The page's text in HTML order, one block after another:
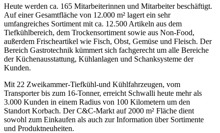
Heute werden ca. 165 Mitarbeiterinnen und Mitarbeiter beschäftigt.
Auf einer Gesamtfläche von 12.000 m² lagert ein sehr
umfangreiches Sortiment mit ca. 12.500 Artikeln aus dem
Tiefkühlbereich, dem Trockensortiment sowie aus Non-Food,
außerdem Frischeartikel wie Fisch, Obst, Gemüse und Fleisch. Der
Bereich Gastrotechnik kümmert sich fachgerecht um alle Bereiche
der Küchenausstattung, Kühlanlagen und Schanksysteme der
Kunden.
Mit 22 Zweikammer-Tiefkühl-und Kühlfahrzeugen, vom
Transporter bis zum 16-Tonner, erreicht Schwalli heute mehr als
3.000 Kunden in einem Radius von 100 Kilometern um den
Standort Korbach. Der C&C-Markt auf 2000 m² Fläche dient
sowohl zum Einkaufen als auch zur Information über Sortimente
und Produktneuheiten.